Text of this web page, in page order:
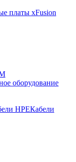
платы xFusion
оборудование
HPEКабели